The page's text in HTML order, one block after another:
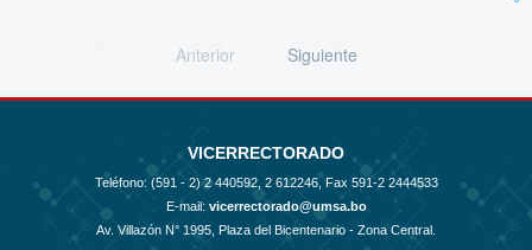
Anterior Siguiente
VICERRECTORADO
Teléfono: (591 - 2) 2 440592, 2 612246, Fax 591-2 2444533
E-mail: vicerrectorado@umsa.bo
Av. Villazón N° 1995, Plaza del Bicentenario - Zona Central.